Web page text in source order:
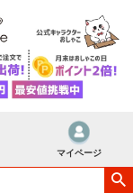
マイページ